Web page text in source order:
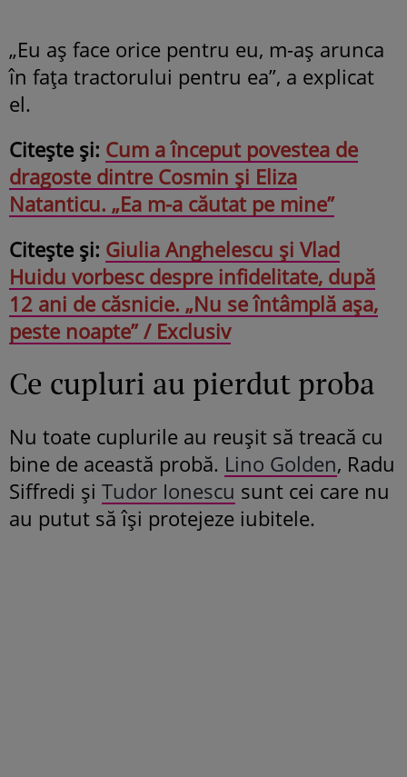
„Eu aș face orice pentru eu, m-aș arunca
în fața tractorului pentru ea”, a explicat
el.
Citește și: Cum a început povestea de
dragoste dintre Cosmin și Eliza
Natanticu. „Ea m-a căutat pe mine”
Citește și: Giulia Anghelescu și Vlad
Huidu vorbesc despre infidelitate, după
12 ani de căsnicie. „Nu se întâmplă așa,
peste noapte” / Exclusiv
Ce cupluri au pierdut proba
Nu toate cuplurile au reușit să treacă cu
bine de această probă. Lino Golden, Radu
Siffredi și Tudor Ionescu sunt cei care nu
au putut să își protejeze iubitele.